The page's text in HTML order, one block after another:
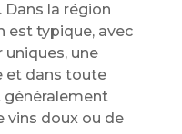
Dans la région
est typique, avec
uniques, une
et dans toute
généralement
vins doux ou de